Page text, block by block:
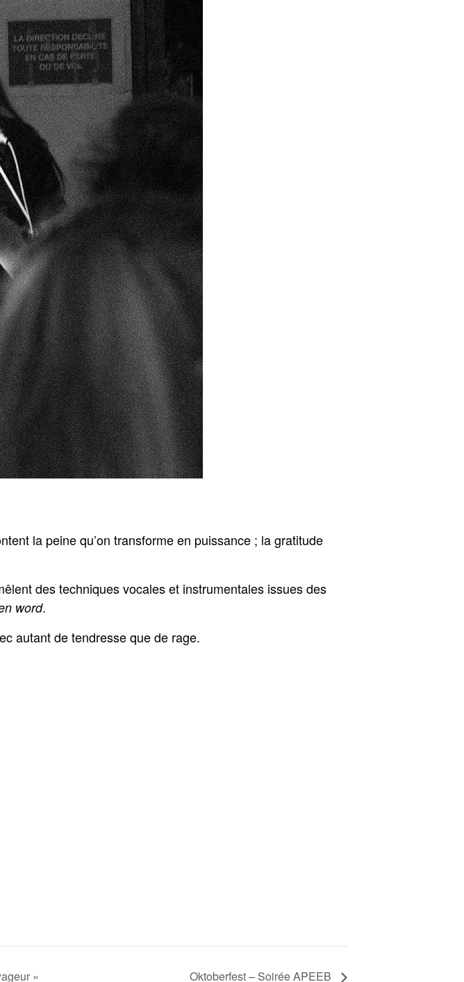
la peine qu’on transforme en puissance ; la gratitude
des techniques vocales et instrumentales issues des
word.
autant de tendresse que de rage.
» Oktoberfest – Soirée APEEB